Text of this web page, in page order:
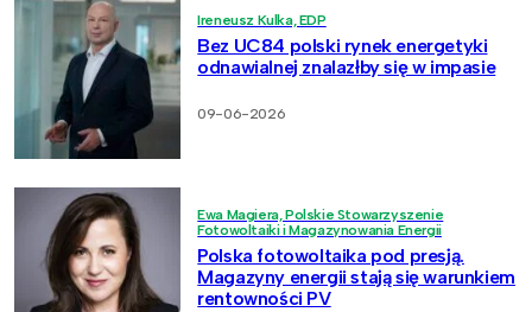
Ireneusz Kulka, EDP
Bez UC84 polski rynek energetyki
odnawialnej znalazłby się w impasie
09-06-2026
Ewa Magiera, Polskie Stowarzyszenie
Fotowoltaiki i Magazynowania Energii
Polska fotowoltaika pod presją.
Magazyny energii stają się warunkiem
rentowności PV